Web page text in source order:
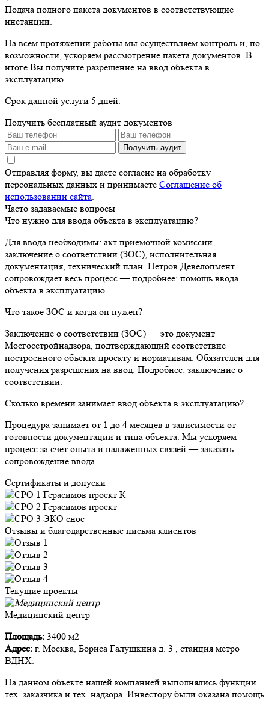
Подача полного пакета документов в соответствующие
инстанции.
На всем протяжении работы мы осуществляем контроль и, по
возможности, ускоряем рассмотрение пакета документов. В
итоге Вы получите разрешение на ввод объекта в
эксплуатацию.
Срок данной услуги 5 дней.
Получить бесплатный аудит документов
Получить аудит
Отправляя форму, вы даете согласие на обработку
персональных данных и принимаете Соглашение об
использовании сайта.
Часто задаваемые вопросы
Что нужно для ввода объекта в эксплуатацию?
Для ввода необходимы: акт приёмочной комиссии,
заключение о соответствии (ЗОС), исполнительная
документация, технический план. Петров Девелопмент
сопровождает весь процесс — подробнее: помощь ввода
объекта в эксплуатацию.
Что такое ЗОС и когда он нужен?
Заключение о соответствии (ЗОС) — это документ
Мосгосстройнадзора, подтверждающий соответствие
построенного объекта проекту и нормативам. Обязателен для
получения разрешения на ввод. Подробнее: заключение о
соответствии.
Сколько времени занимает ввод объекта в эксплуатацию?
Процедура занимает от 1 до 4 месяцев в зависимости от
готовности документации и типа объекта. Мы ускоряем
процесс за счёт опыта и налаженных связей — заказать
сопровождение ввода.
Сертификаты и допуски
Отзывы и благодарственные письма клиентов
Текущие проекты
Медицинский центр
Площадь: 3400 м2
Адрес: г. Москва, Бориса Галушкина д. 3 , станция метро
ВДНХ.
На данном объекте нашей компанией выполнялись функции
тех. заказчика и тех. надзора. Инвестору были оказана помощь